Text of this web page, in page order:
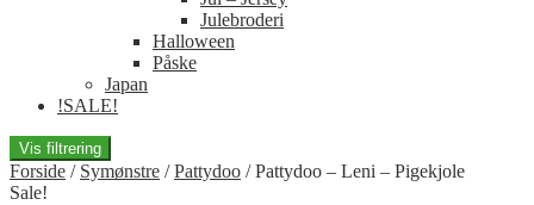
Julebroderi
Halloween
Påske
Japan
!SALE!
Vis filtrering
Forside / Symønstre /Pattydoo /Pattydoo – Leni – Pigekjole
Sale!